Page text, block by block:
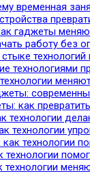
временная
гаджеты
работу без
технологий
технологиями
как
технологии
технологии
технологии
технологии